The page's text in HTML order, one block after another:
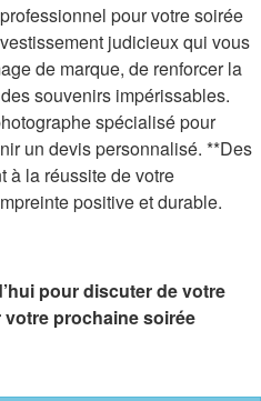
pour votre soirée
judicieux qui vous
de marque, de renforcer la
souvenirs impérissables.
spécialisé pour
un devis personnalisé. **Des
à la réussite de votre
positive et durable.
pour discuter de votre
prochaine soirée